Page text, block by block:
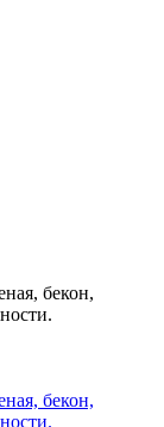
бекон,
бекон,